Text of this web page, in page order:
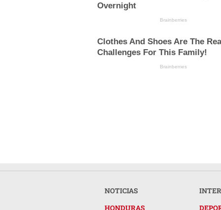
Overnight
Brainberries
Clothes And Shoes Are The
Challenges For This Family!
Brainberries
NOTICIAS
HONDURAS